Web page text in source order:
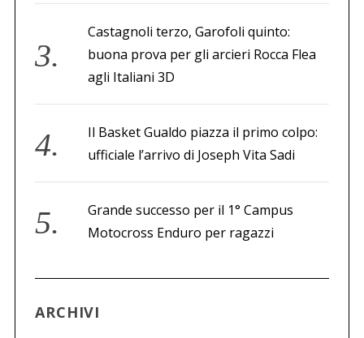
Castagnoli terzo, Garofoli quinto:
buona prova per gli arcieri Rocca Flea
agli Italiani 3D
Il Basket Gualdo piazza il primo colpo:
ufficiale l’arrivo di Joseph Vita Sadi
Grande successo per il 1° Campus
Motocross Enduro per ragazzi
ARCHIVI